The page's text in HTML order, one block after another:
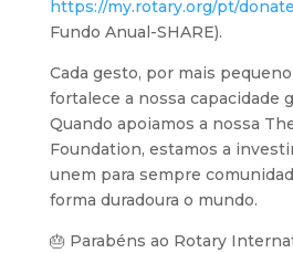
https://my.rotary.org/pt/donate
Fundo Anual-SHARE).
Cada gesto, por mais
fortalece a nossa capacidade
Quando apoiamos a nossa
Foundation, estamos a
unem para sempre
forma duradoura o mundo.
🎂 Parabéns ao Rotary